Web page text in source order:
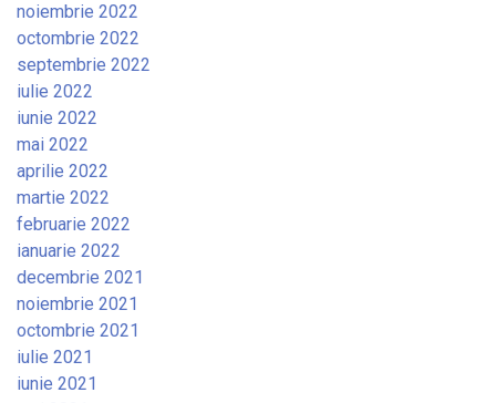
noiembrie 2022
octombrie 2022
septembrie 2022
iulie 2022
iunie 2022
mai 2022
aprilie 2022
martie 2022
februarie 2022
ianuarie 2022
decembrie 2021
noiembrie 2021
octombrie 2021
iulie 2021
iunie 2021